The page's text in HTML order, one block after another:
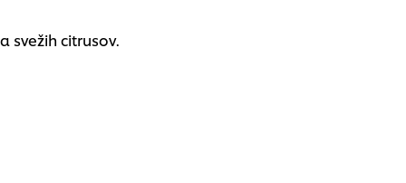
svežih citrusov.